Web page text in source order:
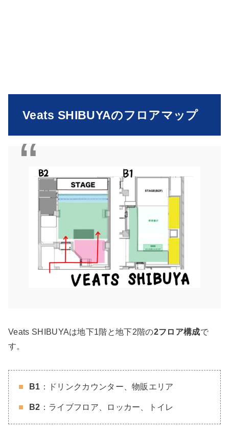
Veats SHIBUYAのフロアマップ
Veats SHIBUYAは地下1階と地下2階の2フロア構成で
す。
B1 ：ドリンクカウンター、物販エリア
B2 ：ライブフロア、ロッカー、トイレ